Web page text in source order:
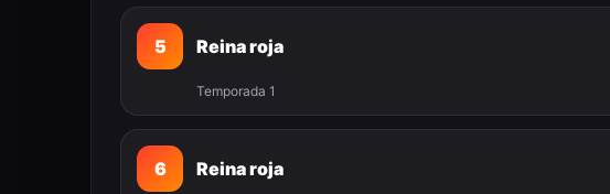
5 Reina roja
Temporada 1
6 Reina roja